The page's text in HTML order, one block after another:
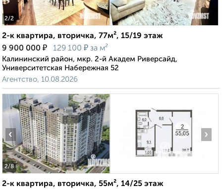
2/2
2-к квартира, вторичка, 77м², 15/19 этаж
9 900 000 ₽ 129 100 ₽ за м²
Калининский район, мкр. 2-й Академ Риверсайд,
Университетская Набережная 52
Агентство, 10.08.2026
2/8
‹ ›
2-к квартира, вторичка, 55м², 14/25 этаж